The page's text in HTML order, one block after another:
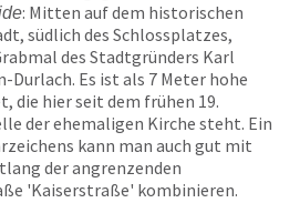
: Mitten auf dem historischen
südlich des Schlossplatzes,
des Stadtgründers Karl
Durlach. Es ist als 7 Meter hohe
die hier seit dem frühen 19.
der ehemaligen Kirche steht. Ein
kann man auch gut mit
der angrenzenden
'Kaiserstraße' kombinieren.